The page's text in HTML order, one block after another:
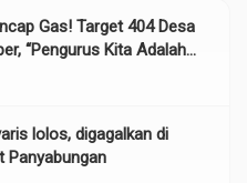
Gas! Target 404 Desa
“Pengurus Kita Adalah
lolos, digagalkan di
Panyabungan